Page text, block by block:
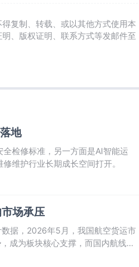
复制、转载、或以其他方式使用本
、版权证明、联系方式等发邮件至
地
检修标准，另一方面是AI智能运
维护行业长期成长空间打开。
场承压
据，2026年5月，我国航空货运市
成为板块核心支撑，而国内航线航